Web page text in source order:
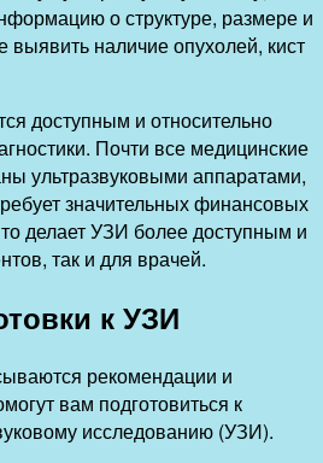
о структуре, размере и
наличие опухолей, кист
доступным и относительно
Почти все медицинские
ультразвуковыми аппаратами,
значительных финансовых
делает УЗИ более доступным и
так и для врачей.
к УЗИ
рекомендации и
вам подготовиться к
исследованию (УЗИ).